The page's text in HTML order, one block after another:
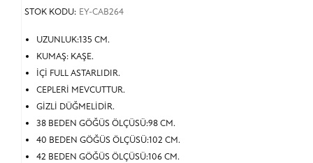
STOK KODU: EY-CAB264
UZUNLUK:135 CM.
KUMAŞ: KAŞE.
İÇİ FULL ASTARLIDIR.
CEPLERİ MEVCUTTUR.
GİZLİ DÜĞMELİDİR.
38 BEDEN GÖĞÜS ÖLÇÜSÜ:98 CM.
40 BEDEN GÖĞÜS ÖLÇÜSÜ:102 CM.
42 BEDEN GÖĞÜS ÖLÇÜSÜ:106 CM.